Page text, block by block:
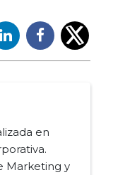
en
Marketing y